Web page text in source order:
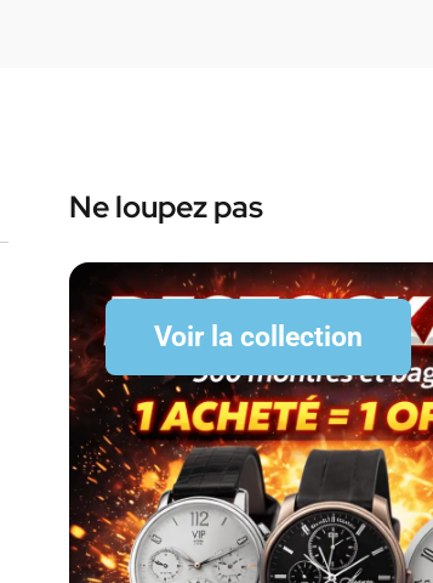
Ne loupez pas
Voir la collection